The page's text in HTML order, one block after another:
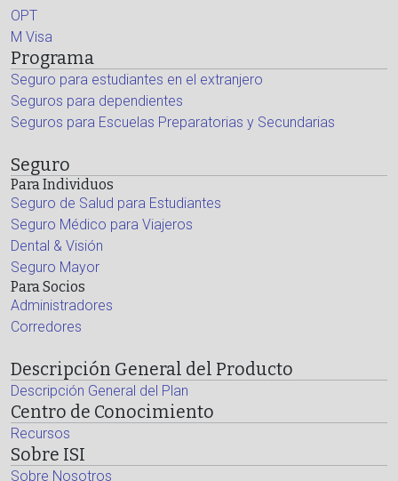
OPT
M Visa
Programa
Seguro para estudiantes en el extranjero
Seguros para dependientes
Seguros para Escuelas Preparatorias y Secundarias
Seguro
Para Individuos
Seguro de Salud para Estudiantes
Seguro Médico para Viajeros
Dental & Visión
Seguro Mayor
Para Socios
Administradores
Corredores
Descripción General del Producto
Descripción General del Plan
Centro de Conocimiento
Recursos
Sobre ISI
Sobre Nosotros